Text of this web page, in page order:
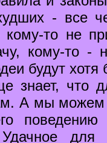
- все
кому-то не
кому-то -
будут
знает, что
А мы можем
для